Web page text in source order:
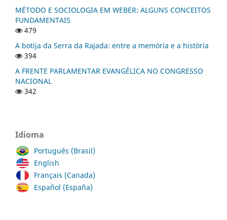
MÉTODO E SOCIOLOGIA EM WEBER: ALGUNS CONCEITOS
FUNDAMENTAIS
479
A botija da Serra da Rajada: entre a memória e a história
394
A FRENTE PARLAMENTAR EVANGÉLICA NO CONGRESSO
NACIONAL
342
Idioma
Português (Brasil)
English
Français (Canada)
Español (España)